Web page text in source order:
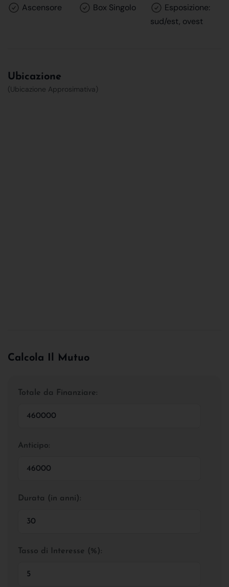
Ascensore Box Singolo
Esposizione:
sud/est, ovest
Ubicazione
(Ubicazione Approsimativa)
Calcola Il Mutuo
Totale da Finanziare:
Anticipo:
Durata (in anni):
Tasso di Interesse (%):